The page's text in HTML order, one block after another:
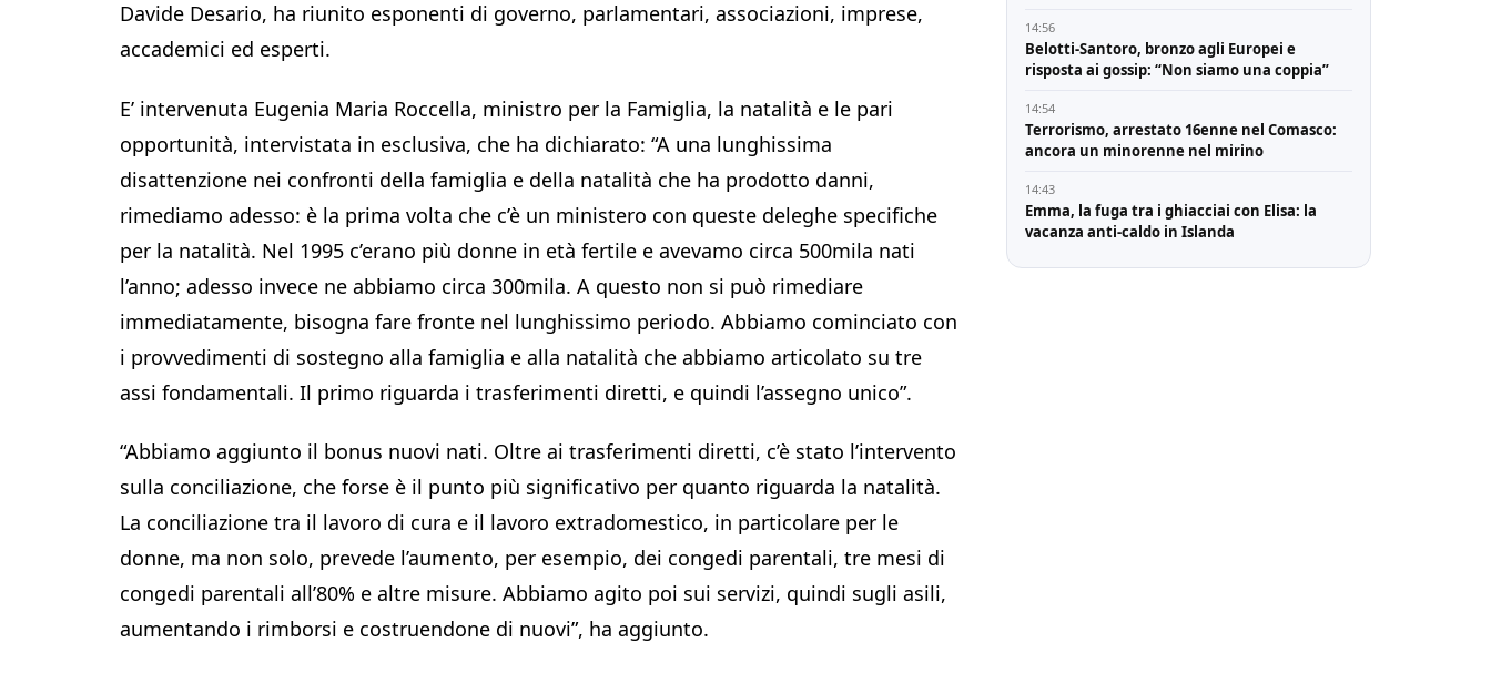
Davide Desario, ha riunito esponenti di governo, parlamentari, associazioni, imprese,
accademici ed esperti.
E’ intervenuta Eugenia Maria Roccella, ministro per la Famiglia, la natalità e le pari
opportunità, intervistata in esclusiva, che ha dichiarato: “A una lunghissima
disattenzione nei confronti della famiglia e della natalità che ha prodotto danni,
rimediamo adesso: è la prima volta che c’è un ministero con queste deleghe specifiche
per la natalità. Nel 1995 c’erano più donne in età fertile e avevamo circa 500mila nati
l’anno; adesso invece ne abbiamo circa 300mila. A questo non si può rimediare
immediatamente, bisogna fare fronte nel lunghissimo periodo. Abbiamo cominciato con
i provvedimenti di sostegno alla famiglia e alla natalità che abbiamo articolato su tre
assi fondamentali. Il primo riguarda i trasferimenti diretti, e quindi l’assegno unico”.
“Abbiamo aggiunto il bonus nuovi nati. Oltre ai trasferimenti diretti, c’è stato l’intervento
sulla conciliazione, che forse è il punto più significativo per quanto riguarda la natalità.
La conciliazione tra il lavoro di cura e il lavoro extradomestico, in particolare per le
donne, ma non solo, prevede l’aumento, per esempio, dei congedi parentali, tre mesi di
congedi parentali all’80% e altre misure. Abbiamo agito poi sui servizi, quindi sugli asili,
aumentando i rimborsi e costruendone di nuovi”, ha aggiunto.
14:56
Belotti-Santoro, bronzo agli Europei e
risposta ai gossip: “Non siamo una coppia”
14:54
Terrorismo, arrestato 16enne nel Comasco:
ancora un minorenne nel mirino
14:43
Emma, la fuga tra i ghiacciai con Elisa: la
vacanza anti-caldo in Islanda